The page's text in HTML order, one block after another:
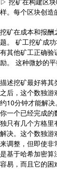
样。每个区块创造
挖矿在成本和报酬
题。 矿工挖矿成
有其他矿工正确验
励。 这种微妙的
描述挖矿最好将其
之后，这个数独
约10分钟才能解
你一个已经完成的
独只有几个方格里
解决。这个数独游
来调整，但即使非
是基于哈希加密算
容易，而且它的困